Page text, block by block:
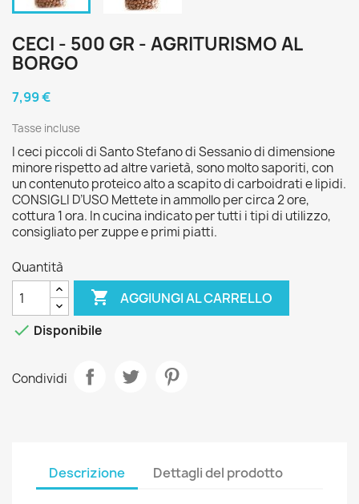
CECI - 500 GR - AGRITURISMO AL
BORGO
7,99 €
Tasse incluse
I ceci piccoli di Santo Stefano di Sessanio di dimensione
minore rispetto ad altre varietà, sono molto saporiti, con
un contenuto proteico alto a scapito di carboidrati e lipidi.
CONSIGLI D’USO Mettete in ammollo per circa 2 ore,
cottura 1 ora. In cucina indicato per tutti i tipi di utilizzo,
consigliato per zuppe e primi piatti.
Quantità
 AGGIUNGI AL CARRELLO
 Disponibile
Condividi
Descrizione Dettagli del prodotto